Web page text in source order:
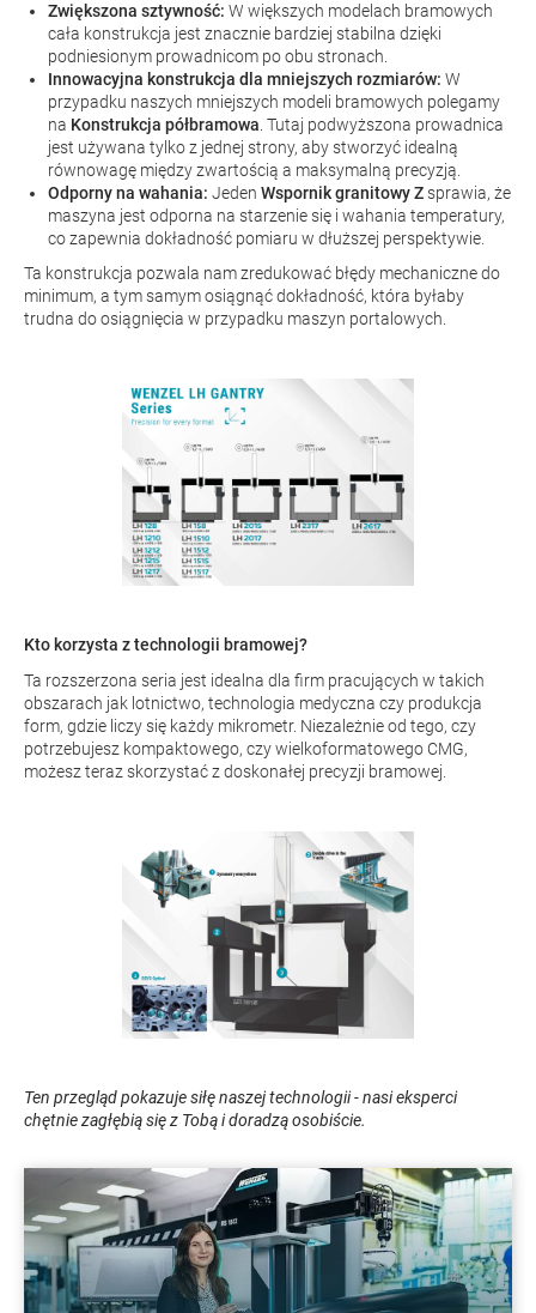
Zwiększona sztywność: W większych modelach bramowych
cała konstrukcja jest znacznie bardziej stabilna dzięki
podniesionym prowadnicom po obu stronach.
Innowacyjna konstrukcja dla mniejszych rozmiarów: W
przypadku naszych mniejszych modeli bramowych polegamy
na Konstrukcja półbramowa. Tutaj podwyższona prowadnica
jest używana tylko z jednej strony, aby stworzyć idealną
równowagę między zwartością a maksymalną precyzją.
Odporny na wahania: Jeden Wspornik granitowy Zsprawia, że
maszyna jest odporna na starzenie się i wahania temperatury,
co zapewnia dokładność pomiaru w dłuższej perspektywie.
Ta konstrukcja pozwala nam zredukować błędy mechaniczne do
minimum, a tym samym osiągnąć dokładność, która byłaby
trudna do osiągnięcia w przypadku maszyn portalowych.
Kto korzysta z technologii bramowej?
Ta rozszerzona seria jest idealna dla firm pracujących w takich
obszarach jak lotnictwo, technologia medyczna czy produkcja
form, gdzie liczy się każdy mikrometr. Niezależnie od tego, czy
potrzebujesz kompaktowego, czy wielkoformatowego CMG,
możesz teraz skorzystać z doskonałej precyzji bramowej.
Ten przegląd pokazuje siłę naszej technologii - nasi eksperci
chętnie zagłębią się z Tobą i doradzą osobiście.